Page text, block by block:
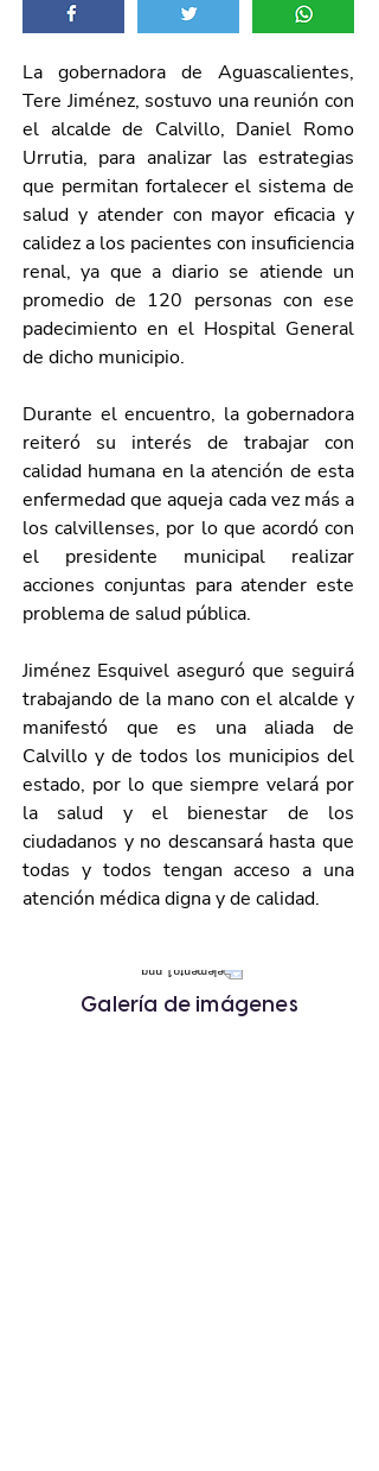
La gobernadora de Aguascalientes,
Tere Jiménez, sostuvo una reunión con
el alcalde de Calvillo, Daniel Romo
Urrutia, para analizar las estrategias
que permitan fortalecer el sistema de
salud y atender con mayor eficacia y
calidez a los pacientes con insuficiencia
renal, ya que a diario se atiende un
promedio de 120 personas con ese
padecimiento en el Hospital General
de dicho municipio.
Durante el encuentro, la gobernadora
reiteró su interés de trabajar con
calidad humana en la atención de esta
enfermedad que aqueja cada vez más a
los calvillenses, por lo que acordó con
el presidente municipal realizar
acciones conjuntas para atender este
problema de salud pública.
Jiménez Esquivel aseguró que seguirá
trabajando de la mano con el alcalde y
manifestó que es una aliada de
Calvillo y de todos los municipios del
estado, por lo que siempre velará por
la salud y el bienestar de los
ciudadanos y no descansará hasta que
todas y todos tengan acceso a una
atención médica digna y de calidad.
Galería de imágenes